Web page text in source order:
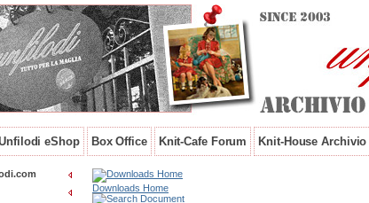
eShop Box Office Knit-Cafe Forum Knit-House Archivio
Downloads Home